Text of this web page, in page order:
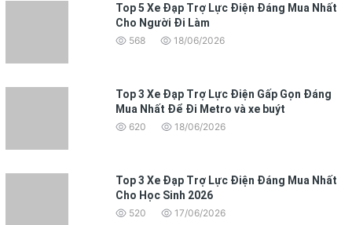
Top 5 Xe Đạp Trợ Lực Điện Đáng Mua Nhất
Cho Người Đi Làm
568 18/06/2026
Top 3 Xe Đạp Trợ Lực Điện Gấp Gọn Đáng
Mua Nhất Để Đi Metro và xe buýt
620 18/06/2026
Top 3 Xe Đạp Trợ Lực Điện Đáng Mua Nhất
Cho Học Sinh 2026
520 17/06/2026